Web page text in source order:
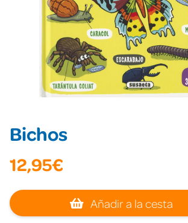
Bichos
12,95€
Añadir a la cesta